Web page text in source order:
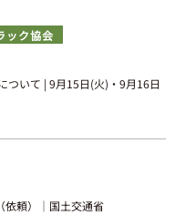
ック協会
ついて | 9月15日(火)・9月16日
依頼）｜国土交通省